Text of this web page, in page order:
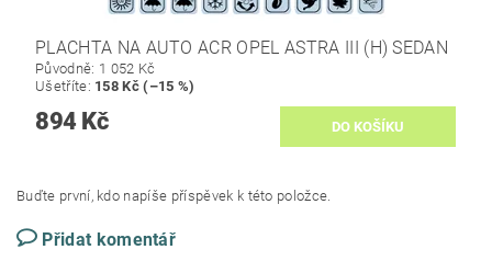
PLACHTA NA AUTO ACR OPEL ASTRA III (H) SEDAN
Původně: 1 052 Kč
Ušetříte: 158 Kč (–15 %)
894 Kč
Buďte první, kdo napíše příspěvek k této položce.
Přidat komentář